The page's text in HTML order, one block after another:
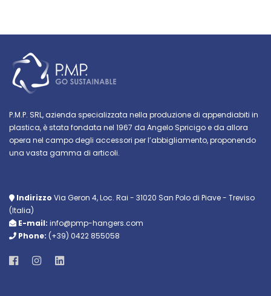
P.M.P. SRL, azienda specializzata nella produzione di appendiabiti in
plastica, è stata fondata nel 1967 da Angelo Spricigo e da allora
opera nel campo degli accessori per l’abbigliamento, proponendo
una vasta gamma di articoli.
Indirizzo Via Geron 4, Loc. Rai - 31020 San Polo di Piave - Treviso
(Italia)
E-mail: info@pmp-hangers.com
Phone: (+39) 0422 855058